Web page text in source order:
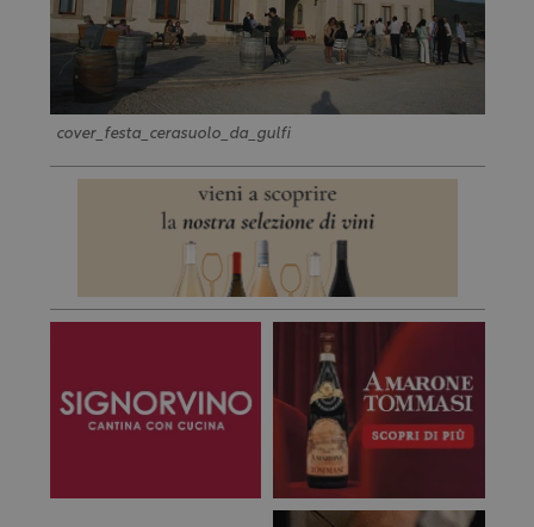
cover_festa_cerasuolo_da_gulfi